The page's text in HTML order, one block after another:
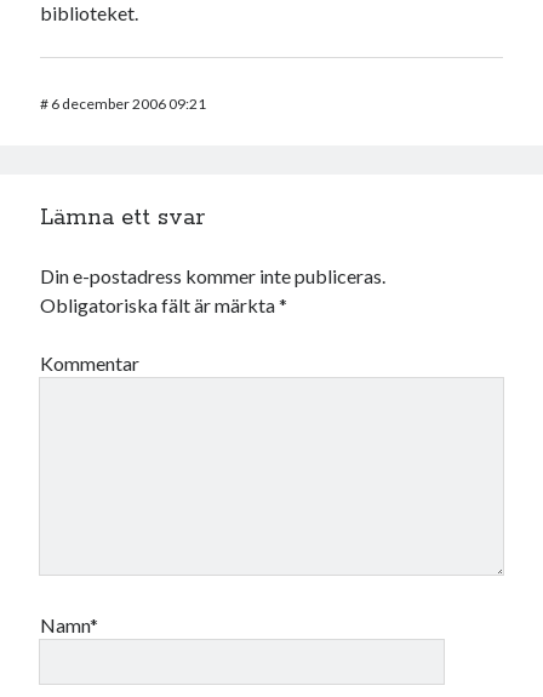
biblioteket.
# 6 december 2006 09:21
Lämna ett svar
Din e-postadress kommer inte publiceras.
Obligatoriska fält är märkta*
Kommentar
Namn*